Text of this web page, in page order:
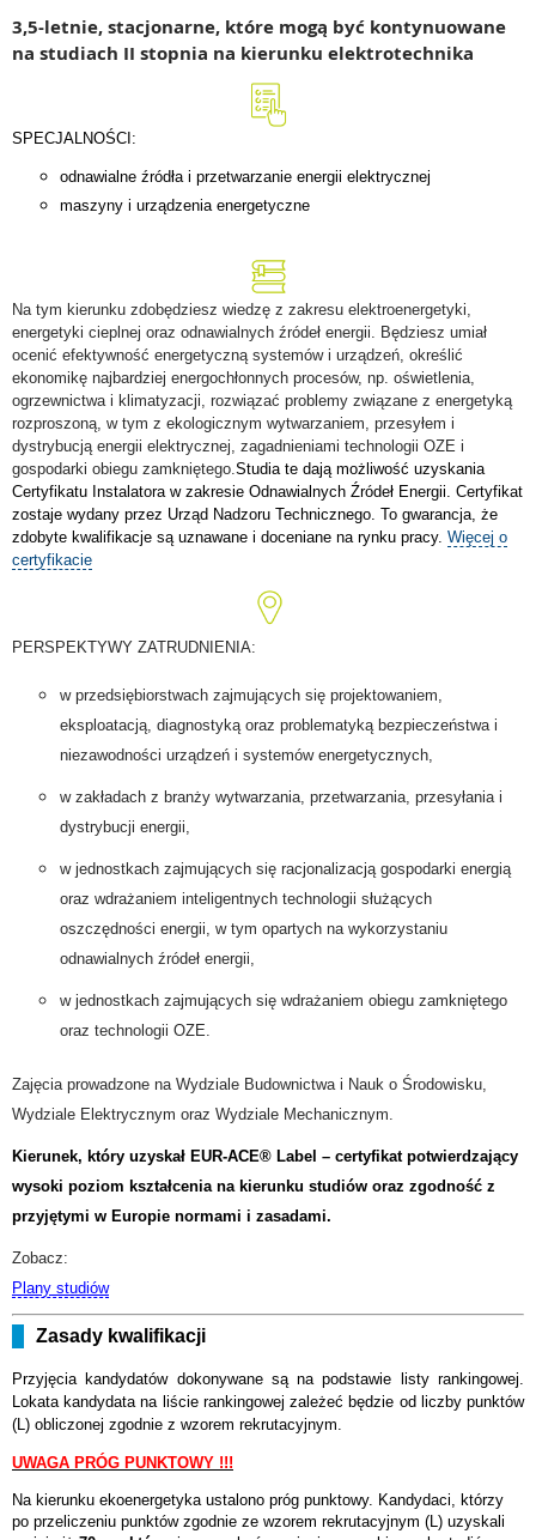
3,5-letnie, stacjonarne, które mogą być kontynuowane
na studiach II stopnia na kierunku elektrotechnika
SPECJALNOŚCI:
odnawialne źródła i przetwarzanie energii elektrycznej
maszyny i urządzenia energetyczne
Na tym kierunku zdobędziesz wiedzę z zakresu elektroenergetyki,
energetyki cieplnej oraz odnawialnych źródeł energii. Będziesz umiał
ocenić efektywność energetyczną systemów i urządzeń, określić
ekonomikę najbardziej energochłonnych procesów, np. oświetlenia,
ogrzewnictwa i klimatyzacji, rozwiązać problemy związane z energetyką
rozproszoną, w tym z ekologicznym wytwarzaniem, przesyłem i
dystrybucją energii elektrycznej, zagadnieniami technologii OZE i
gospodarki obiegu zamkniętego.Studia te dają możliwość uzyskania
Certyfikatu Instalatora w zakresie Odnawialnych Źródeł Energii. Certyfikat
zostaje wydany przez Urząd Nadzoru Technicznego. To gwarancja, że
zdobyte kwalifikacje są uznawane i doceniane na rynku pracy. Więcej o
certyfikacie
PERSPEKTYWY ZATRUDNIENIA:
w przedsiębiorstwach zajmujących się projektowaniem,
eksploatacją, diagnostyką oraz problematyką bezpieczeństwa i
niezawodności urządzeń i systemów energetycznych,
w zakładach z branży wytwarzania, przetwarzania, przesyłania i
dystrybucji energii,
w jednostkach zajmujących się racjonalizacją gospodarki energią
oraz wdrażaniem inteligentnych technologii służących
oszczędności energii, w tym opartych na wykorzystaniu
odnawialnych źródeł energii,
w jednostkach zajmujących się wdrażaniem obiegu zamkniętego
oraz technologii OZE.
Zajęcia prowadzone na Wydziale Budownictwa i Nauk o Środowisku,
Wydziale Elektrycznym oraz Wydziale Mechanicznym.
Kierunek, który uzyskał EUR-ACE® Label – certyfikat potwierdzający
wysoki poziom kształcenia na kierunku studiów oraz zgodność z
przyjętymi w Europie normami i zasadami.
Zobacz:
Plany studiów
Zasady kwalifikacji
Przyjęcia kandydatów dokonywane są na podstawie listy rankingowej.
Lokata kandydata na liście rankingowej zależeć będzie od liczby punktów
(L) obliczonej zgodnie z wzorem rekrutacyjnym.
UWAGA PRÓG PUNKTOWY !!!
Na kierunku ekoenergetyka ustalono próg punktowy. Kandydaci, którzy
po przeliczeniu punktów zgodnie ze wzorem rekrutacyjnym (L) uzyskali